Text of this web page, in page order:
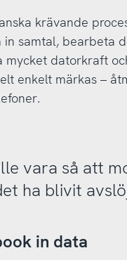
krävande
samtal, bearbeta
mycket datorkraft
enkelt märkas –
vara så att
ha blivit
in data